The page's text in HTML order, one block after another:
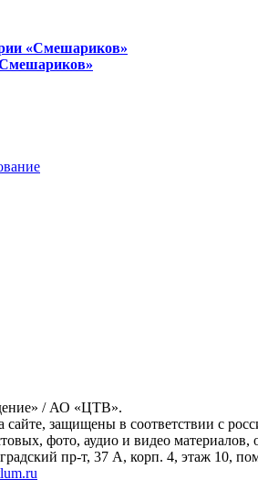
«Смешариков»
/ АО «ЦТВ».
защищены в соответствии с
фото, аудио и видео
пр-т, 37 А, корп. 4, этаж 10,